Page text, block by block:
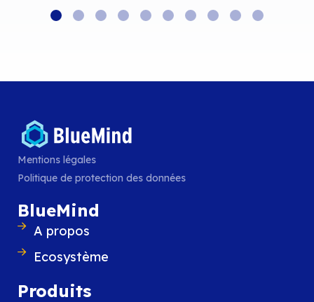
BlueMind participe à Altern’IT
Le 25 septembre, BlueMind participe à
la matinée organisée par l’ADIRA, le
professionnels de l’IT et du digital en
Mentions légales
Politique de protection des données
BlueMind
A propos
Ecosystème
Produits